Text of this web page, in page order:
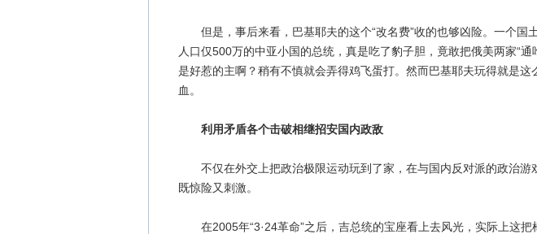
但是，事后来看，巴基耶夫的这个“改名费”收的也够凶险。一个国土
人口仅500万的中亚小国的总统，真是吃了豹子胆，竟敢把俄美两家“通
是好惹的主啊？稍有不慎就会弄得鸡飞蛋打。然而巴基耶夫玩得就是这
血。
利用矛盾各个击破相继招安国内政敌
不仅在外交上把政治极限运动玩到了家，在与国内反对派的政治游
既惊险又刺激。
在2005年“3·24革命”之后，吉总统的宝座看上去风光，实际上这把